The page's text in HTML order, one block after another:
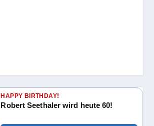
HAPPY BIRTHDAY!
Robert Seethaler wird heute 60!